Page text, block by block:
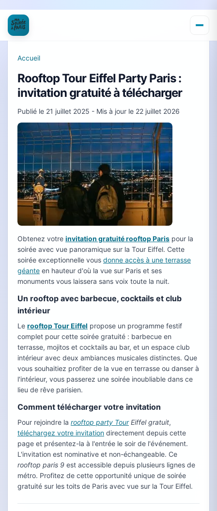
Accueil
Rooftop Tour Eiffel Party Paris :
invitation gratuité à télécharger
Publié le 21 juillet 2025 - Mis à jour le 22 juillet 2026
Obtenez votre invitation gratuité rooftop Paris pour la
soirée avec vue panoramique sur la Tour Eiffel. Cette
soirée exceptionnelle vous donne accès à une terrasse
géante en hauteur d'où la vue sur Paris et ses
monuments vous laissera sans voix toute la nuit.
Un rooftop avec barbecue, cocktails et club
intérieur
Le rooftop Tour Eiffel propose un programme festif
complet pour cette soirée gratuité : barbecue en
terrasse, mojitos et cocktails au bar, et un espace club
intérieur avec deux ambiances musicales distinctes. Que
vous souhaitiez profiter de la vue en terrasse ou danser à
l'intérieur, vous passerez une soirée inoubliable dans ce
lieu de rêve parisien.
Comment télécharger votre invitation
Pour rejoindre la rooftop party TourEiffel gratuit,
téléchargez votre invitation directement depuis cette
page et présentez-la à l'entrée le soir de l'événement.
L'invitation est nominative et non-échangeable. Ce
rooftop paris 9 est accessible depuis plusieurs lignes de
métro. Profitez de cette opportunité unique de soirée
gratuité sur les toits de Paris avec vue sur la Tour Eiffel.